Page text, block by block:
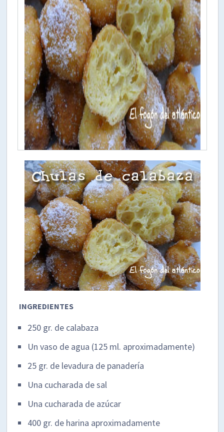
INGREDIENTES
250 gr. de calabaza
Un vaso de agua (125 ml. aproximadamente)
25 gr. de levadura de panadería
Una cucharada de sal
Una cucharada de azúcar
400 gr. de harina aproximadamente